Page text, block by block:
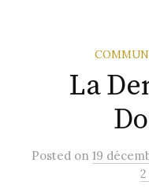
La
Posted on 19